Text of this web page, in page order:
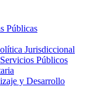
Públicas
Jurisdiccional
Públicos
y Desarrollo